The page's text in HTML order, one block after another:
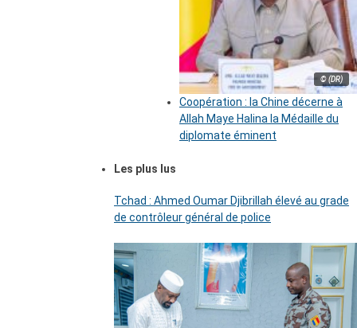
© (DR)
Coopération : la Chine décerne à
Allah Maye Halina la Médaille du
diplomate éminent
Les plus lus
Tchad : Ahmed Oumar Djibrillah élevé au grade
de contrôleur général de police